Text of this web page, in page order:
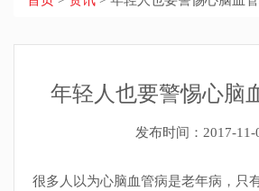
年轻人也要警惕心脑
发布时间：2017-11-
很多人以为心脑血管病是老年病，只